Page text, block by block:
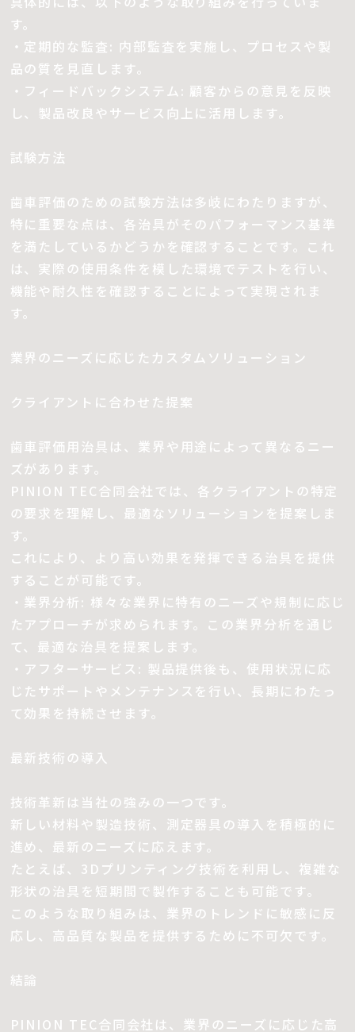
す。
・定期的な監査: 内部監査を実施し、プロセスや製
品の質を見直します。
・フィードバックシステム: 顧客からの意見を反映
し、製品改良やサービス向上に活用します。
試験方法
歯車評価のための試験方法は多岐にわたりますが、
特に重要な点は、各治具がそのパフォーマンス基準
を満たしているかどうかを確認することです。これ
は、実際の使用条件を模した環境でテストを行い、
機能や耐久性を確認することによって実現されま
す。
業界のニーズに応じたカスタムソリューション
クライアントに合わせた提案
歯車評価用治具は、業界や用途によって異なるニー
ズがあります。
PINION TEC合同会社では、各クライアントの特定
の要求を理解し、最適なソリューションを提案しま
す。
これにより、より高い効果を発揮できる治具を提供
することが可能です。
・業界分析: 様々な業界に特有のニーズや規制に応じ
たアプローチが求められます。この業界分析を通じ
て、最適な治具を提案します。
・アフターサービス: 製品提供後も、使用状況に応
じたサポートやメンテナンスを行い、長期にわたっ
て効果を持続させます。
最新技術の導入
技術革新は当社の強みの一つです。
新しい材料や製造技術、測定器具の導入を積極的に
進め、最新のニーズに応えます。
たとえば、3Dプリンティング技術を利用し、複雑な
形状の治具を短期間で製作することも可能です。
このような取り組みは、業界のトレンドに敏感に反
応し、高品質な製品を提供するために不可欠です。
結論
PINION TEC合同会社は、業界のニーズに応じた高